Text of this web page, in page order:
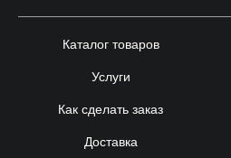
Каталог товаров
Услуги
Как сделать заказ
Доставка